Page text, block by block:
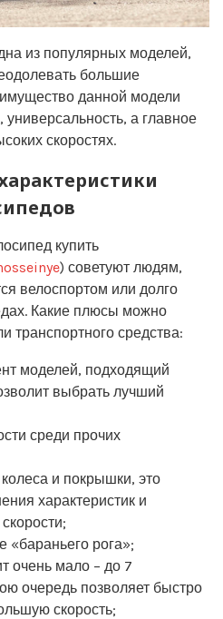
из популярных моделей,
большие
данной модели
а главное
скоростях.
купить
) советуют людям,
велоспортом или долго
Какие плюсы можно
транспортного средства:
моделей, подходящий
выбрать лучший
среди прочих
и покрышки, это
характеристик и
«бараньего рога»;
очень мало − до 7
очередь позволяет быстро
скорость;